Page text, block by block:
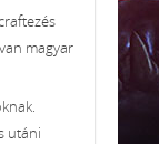
magyar
utáni